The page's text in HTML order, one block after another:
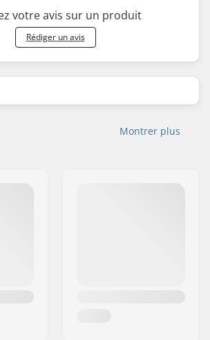
votre avis sur un produit
Rédiger un avis
Montrer plus